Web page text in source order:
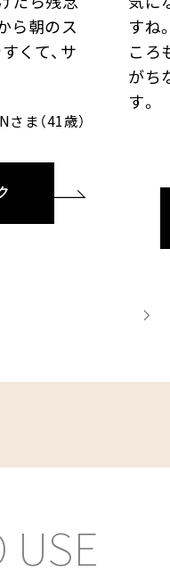
ら朝のス
くて、サ
Nさま（41歳）
すね
ころ
がち
す。
USE